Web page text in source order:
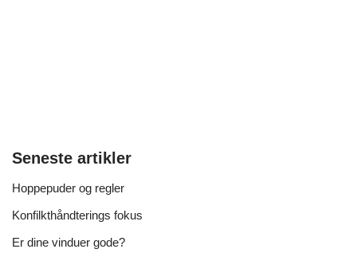
Seneste artikler
Hoppepuder og regler
Konfilkthåndterings fokus
Er dine vinduer gode?